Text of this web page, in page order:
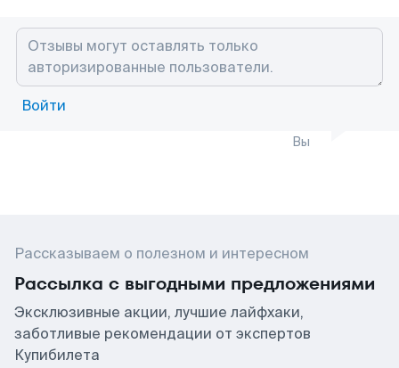
Войти
Вы
Рассказываем о полезном и интересном
Рассылка с выгодными предложениями
Эксклюзивные акции, лучшие лайфхаки,
заботливые рекомендации от экспертов
Купибилета